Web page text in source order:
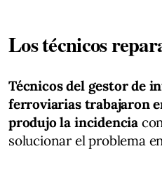
Los técnicos
Técnicos del gestor de
ferroviarias trabajaron
produjo la incidencia
solucionar el problema